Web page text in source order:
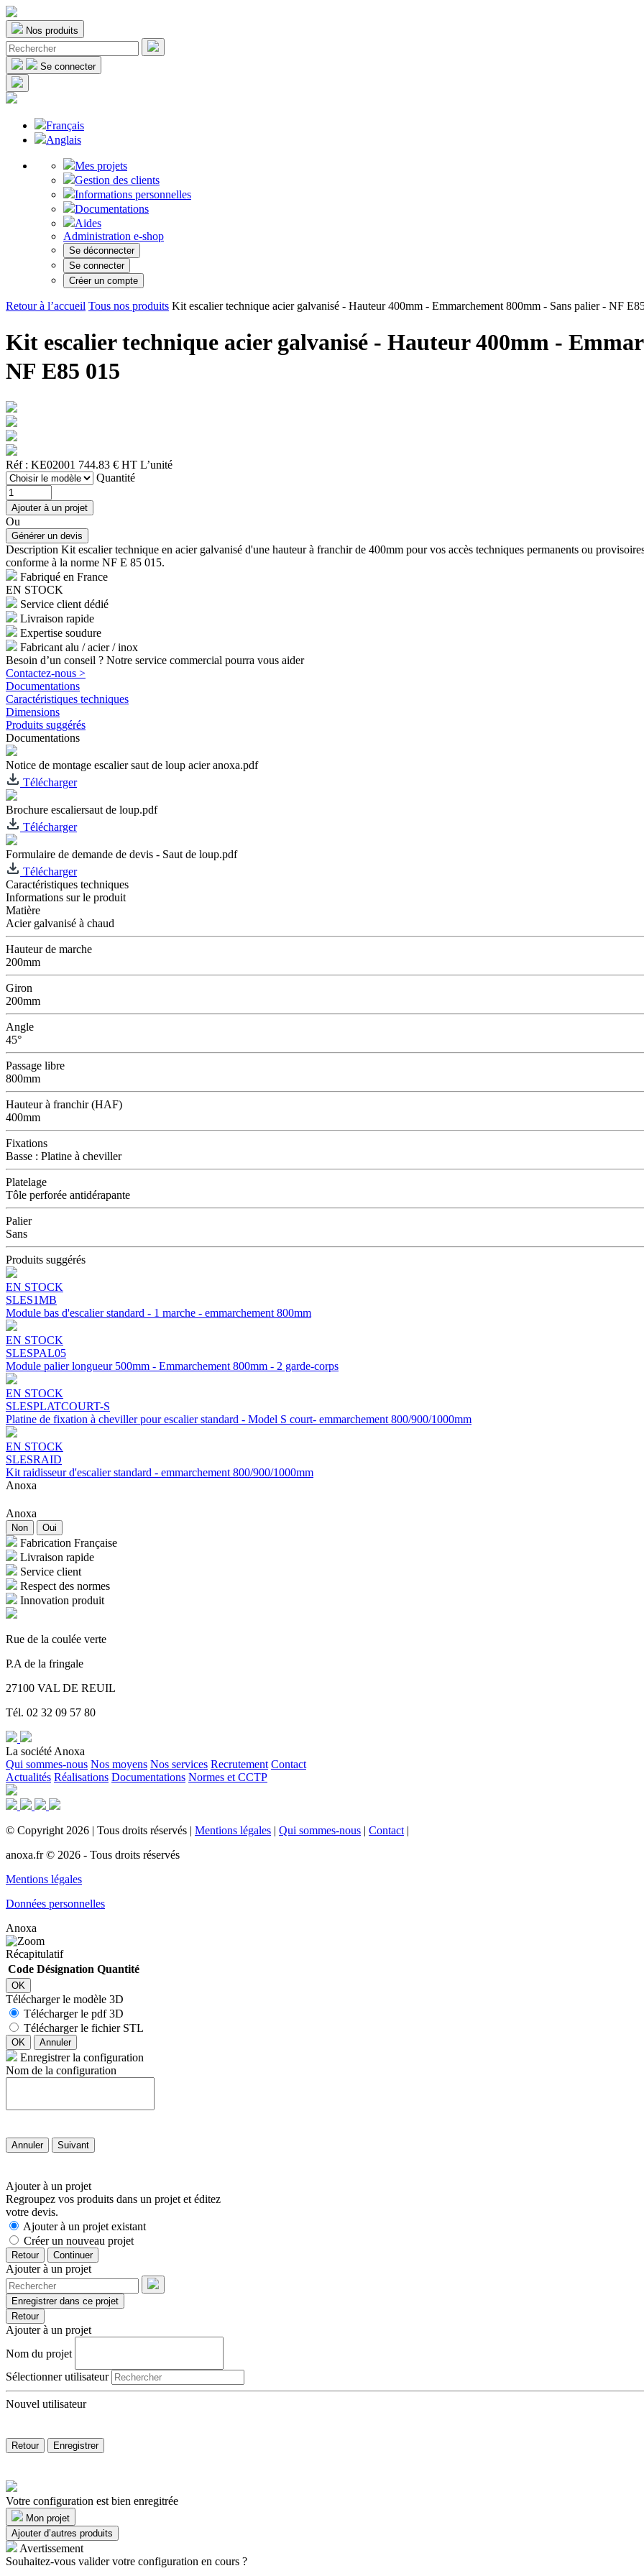
Nos produits
Se connecter
Français
Anglais
Mes projets
Gestion des clients
Informations personnelles
Documentations
Aides
Administration e-shop
Se déconnecter
Se connecter
Créer un compte
Retour à l’accueil Tous nos produits Kit escalier technique acier galvanisé - Hauteur 400mm - Emmarchement 800mm - Sans palier - NF
Kit escalier technique acier galvanisé - Hauteur 400mm -
NF E85 015
Réf : KE02001 744.83 € HT L’unité
Quantité
Ou
Description Kit escalier technique en acier galvanisé d'une hauteur à franchir de 400mm pour vos accès techniques permanents ou
conforme à la norme NF E 85 015.
Fabriqué en France
EN STOCK
Service client dédié
Livraison rapide
Expertise soudure
Fabricant alu / acier / inox
Besoin d’un conseil ? Notre service commercial pourra vous aider
Contactez-nous >
Documentations
Caractéristiques techniques
Dimensions
Produits suggérés
Documentations
Notice de montage escalier saut de loup acier anoxa.pdf
Télécharger
Brochure escaliersaut de loup.pdf
Télécharger
Formulaire de demande de devis - Saut de loup.pdf
Télécharger
Caractéristiques techniques
Informations sur le produit
Matière
Acier galvanisé à chaud
Hauteur de marche
200mm
Giron
200mm
Angle
45°
Passage libre
800mm
Hauteur à franchir (HAF)
400mm
Fixations
Basse : Platine à cheviller
Platelage
Tôle perforée antidérapante
Palier
Sans
Produits suggérés
EN STOCK
SLES1MB
Module bas d'escalier standard - 1 marche - emmarchement 800mm
EN STOCK
SLESPAL05
Module palier longueur 500mm - Emmarchement 800mm - 2 garde-corps
EN STOCK
SLESPLATCOURT-S
Platine de fixation à cheviller pour escalier standard - Model S court- emmarchement 800/900/1000mm
EN STOCK
SLESRAID
Kit raidisseur d'escalier standard - emmarchement 800/900/1000mm
Anoxa
Anoxa
Non Oui
Fabrication Française
Livraison rapide
Service client
Respect des normes
Innovation produit
Rue de la coulée verte
P.A de la fringale
27100 VAL DE REUIL
Tél. 02 32 09 57 80
La société Anoxa
Qui sommes-nous Nos moyens Nos services Recrutement Contact
Actualités Réalisations Documentations Normes et CCTP
© Copyright 2026 | Tous droits réservés | Mentions légales | Qui sommes-nous | Contact |
anoxa.fr © 2026 - Tous droits réservés
Mentions légales
Données personnelles
Anoxa
Récapitulatif
Code Désignation Quantité
OK
Télécharger le modèle 3D
Télécharger le pdf 3D
Télécharger le fichier STL
OK Annuler
Enregistrer la configuration
Nom de la configuration
Annuler Suivant
Ajouter à un projet
Regroupez vos produits dans un projet et éditez
votre devis.
Ajouter à un projet existant
Créer un nouveau projet
Retour Continuer
Ajouter à un projet
Enregistrer dans ce projet
Retour
Ajouter à un projet
Nom du projet
Sélectionner utilisateur
Nouvel utilisateur
Retour Enregistrer
Votre configuration est bien enregitrée
Mon projet
Ajouter d’autres produits
Avertissement
Souhaitez-vous valider votre configuration en cours ?